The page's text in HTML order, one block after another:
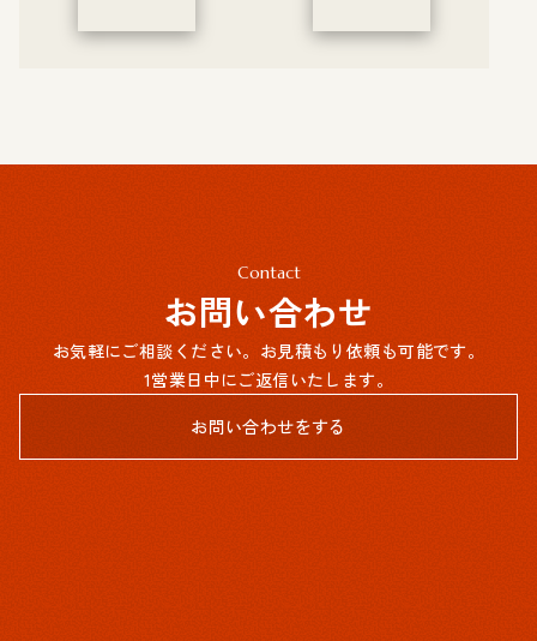
Contact
お問い合わせ
お気軽にご相談ください。お見積もり依頼も可能です。
1営業日中にご返信いたします。
お問い合わせをする